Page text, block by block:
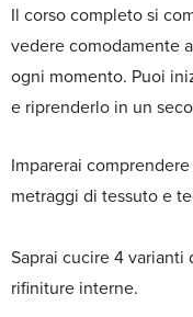
Il corso completo si
vedere comodamente
ogni momento. Puoi
e riprenderlo in un
Imparerai
metraggi di tessuto e
Saprai cucire 4
rifiniture interne.